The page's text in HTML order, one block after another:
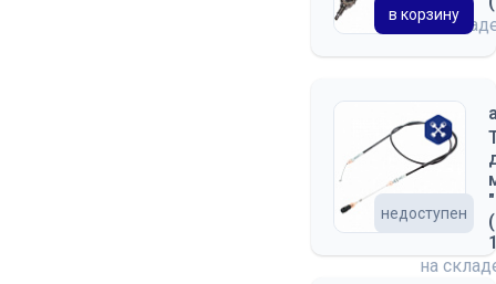
на
в корзину
на
недоступен